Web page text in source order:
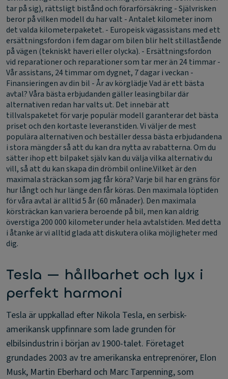
tar på sig), rättsligt bistånd och förarförsäkring - Självrisken
beror på vilken modell du har valt - Antalet kilometer inom
det valda kilometerpaketet. - Europeisk vägassistans med ett
ersättningsfordon i fem dagar om bilen blir helt stillastående
på vägen (tekniskt haveri eller olycka). - Ersättningsfordon
vid reparationer och reparationer som tar mer än 24 timmar -
Vår assistans, 24 timmar om dygnet, 7 dagar i veckan -
Finansieringen av din bil - År av körglädjeVad är ett bästa
avtal?Våra bästa erbjudanden gäller leasingbilar där
alternativen redan har valts ut. Det innebär att
tillvalspaketet för varje populär modell garanterar det bästa
priset och den kortaste leveranstiden. Vi väljer de mest
populära alternativen och beställer dessa bästa erbjudandena
i stora mängder så att du kan dra nytta av rabatterna. Om du
sätter ihop ett bilpaket själv kan du välja vilka alternativ du
vill, så att du kan skapa din drömbil online.Vilket är den
maximala sträckan som jag får köra?Varje bil har en gräns för
hur långt och hur länge den får köras. Den maximala löptiden
för våra avtal är alltid 5 år (60 månader). Den maximala
körsträckan kan variera beroende på bil, men kan aldrig
överstiga 200 000 kilometer under hela avtalstiden. Med detta
i åtanke är vi alltid glada att diskutera olika möjligheter med
dig.
Tesla — hållbarhet och lyx i
perfekt harmoni
Tesla är uppkallad efter Nikola Tesla, en serbisk-
amerikansk uppfinnare som lade grunden för
elbilsindustrin i början av 1900-talet. Företaget
grundades 2003 av tre amerikanska entreprenörer, Elon
Musk, Martin Eberhard och Marc Tarpenning, som